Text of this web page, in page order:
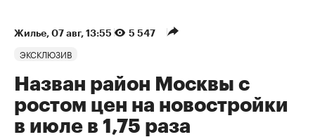
Жилье⁠, 07 авг, 13:55 5 547
ЭКСКЛЮЗИВ
Назван район Москвы с
ростом цен на новостройки
в июле в 1,75 раза